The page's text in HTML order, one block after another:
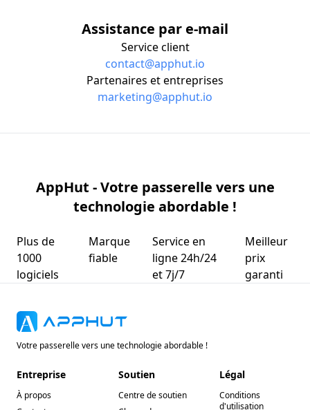
Assistance par e-mail
Service client
contact@apphut.io
Partenaires et entreprises
marketing@apphut.io
AppHut - Votre passerelle vers une
technologie abordable !
Plus de
1000
logiciels
Marque
fiable
Service en
ligne 24h/24
et 7j/7
Meilleur
prix
garanti
Votre passerelle vers une technologie abordable !
Entreprise
À propos
Soutien
Centre de soutien
Légal
Conditions
d'utilisation